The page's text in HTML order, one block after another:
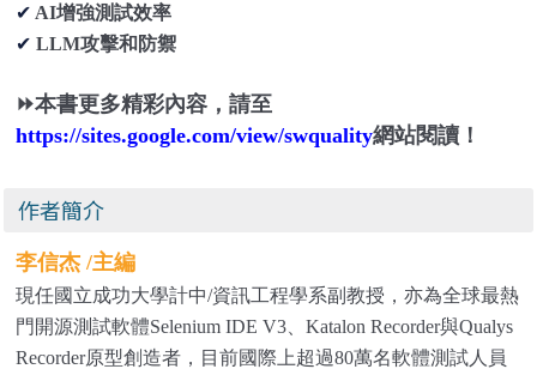
✔ AI增強測試效率
✔ LLM攻擊和防禦
⏩本書更多精彩內容，請至
https://sites.google.com/view/swquality網站閱讀！
作者簡介
李信杰 /主編
現任國立成功大學計中/資訊工程學系副教授，亦為全球最熱
門開源測試軟體Selenium IDE V3、Katalon Recorder與Qualys
Recorder原型創造者，目前國際上超過80萬名軟體測試人員